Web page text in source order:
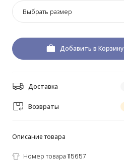
Выбрать размер
Добавить в Корзину
Доставка
Возвраты
Описание товара
Номер товара 115657